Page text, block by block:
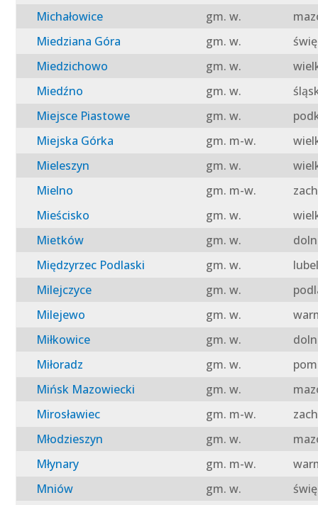
Michałowice
gm. w.
Miedziana Góra
gm. w.
Miedzichowo
gm. w.
Miedźno
gm. w.
Miejsce Piastowe
gm. w.
Miejska Górka
gm. m-w.
Mieleszyn
gm. w.
Mielno
gm. m-w.
Mieścisko
gm. w.
Mietków
gm. w.
Międzyrzec Podlaski
gm. w.
Milejczyce
gm. w.
Milejewo
gm. w.
Miłkowice
gm. w.
Miłoradz
gm. w.
Mińsk Mazowiecki
gm. w.
Mirosławiec
gm. m-w.
Młodzieszyn
gm. w.
Młynary
gm. m-w.
Mniów
gm. w.